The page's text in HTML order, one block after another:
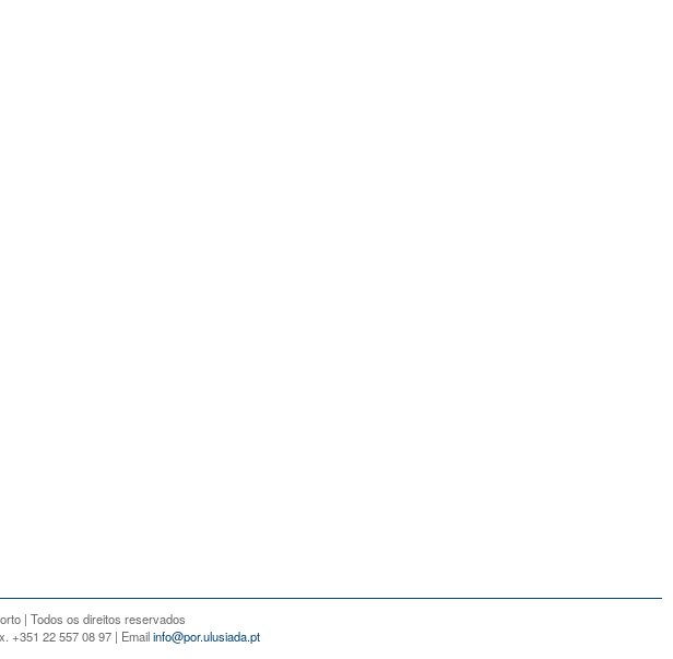
| Todos os direitos reservados
+351 22 557 08 97 | Emailinfo@por.ulusiada.pt